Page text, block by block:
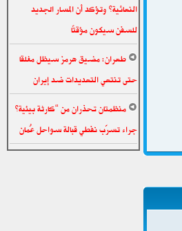
النهائية” وتؤكد أن المسار الجديد
للسفن سيكون مؤقتًا
طهران: مضيق هرمز سيظل مغلقا
حتى تنتهي التهديدات ضد إيران
منظمتان تحذران من “كارثة بيئية”
جراء تسرّب نفطي قبالة سواحل عُمان